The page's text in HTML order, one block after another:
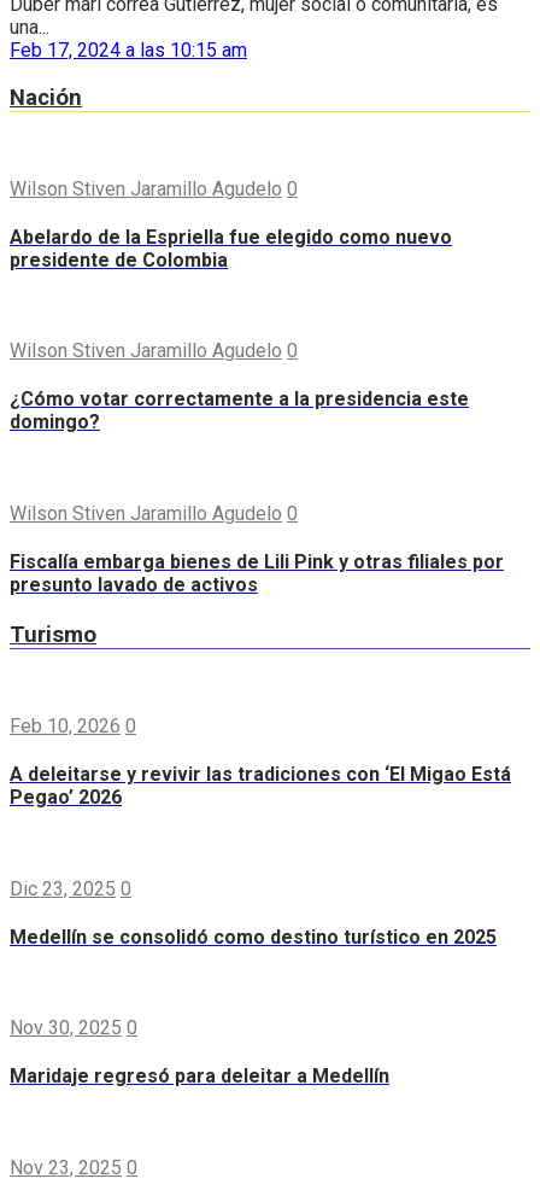
una...
Feb 17, 2024 a las 10:15 am
Nación
Wilson Stiven Jaramillo Agudelo 0
Abelardo de la Espriella fue elegido como nuevo
presidente de Colombia
Wilson Stiven Jaramillo Agudelo 0
¿Cómo votar correctamente a la presidencia este
domingo?
Wilson Stiven Jaramillo Agudelo 0
Fiscalía embarga bienes de Lili Pink y otras filiales por
presunto lavado de activos
Turismo
Feb 10, 2026 0
A deleitarse y revivir las tradiciones con ‘El Migao Está
Pegao’ 2026
Dic 23, 2025 0
Medellín se consolidó como destino turístico en 2025
Nov 30, 2025 0
Maridaje regresó para deleitar a Medellín
Nov 23, 2025 0